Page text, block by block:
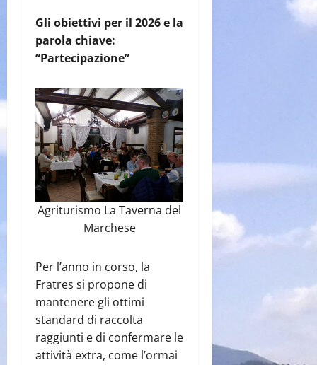
Gli obiettivi per il 2026 e la
parola chiave:
“Partecipazione”
Agriturismo La Taverna del
Marchese
Per l’anno in corso, la
Fratres si propone di
mantenere gli ottimi
standard di raccolta
raggiunti e di confermare le
attività extra, come l’ormai